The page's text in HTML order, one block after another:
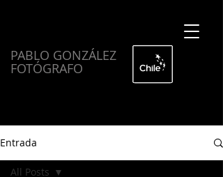
PABLO GONZÁLEZ
FOTÓGRAFO
Entrada
All Posts